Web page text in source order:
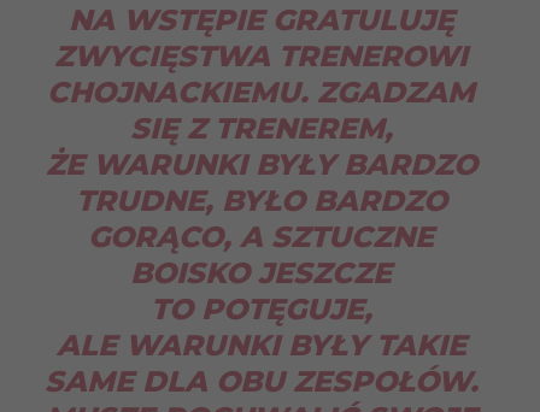
NA WSTĘPIE GRATULUJĘ
ZWYCIĘSTWA TRENEROWI
CHOJNACKIEMU. ZGADZAM
SIĘ Z TRENEREM,
ŻE WARUNKI BYŁY BARDZO
TRUDNE, BYŁO BARDZO
GORĄCO, A SZTUCZNE
BOISKO JESZCZE
TO POTĘGUJE,
ALE WARUNKI BYŁY TAKIE
SAME DLA OBU ZESPOŁÓW.